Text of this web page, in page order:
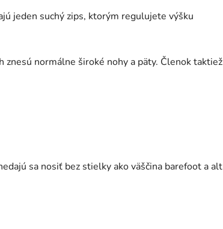
jeden suchý zips, ktorým regulujete výšku
normálne široké nohy a päty. Členok taktiež
sa nosiť bez stielky ako väščina barefoot a alt